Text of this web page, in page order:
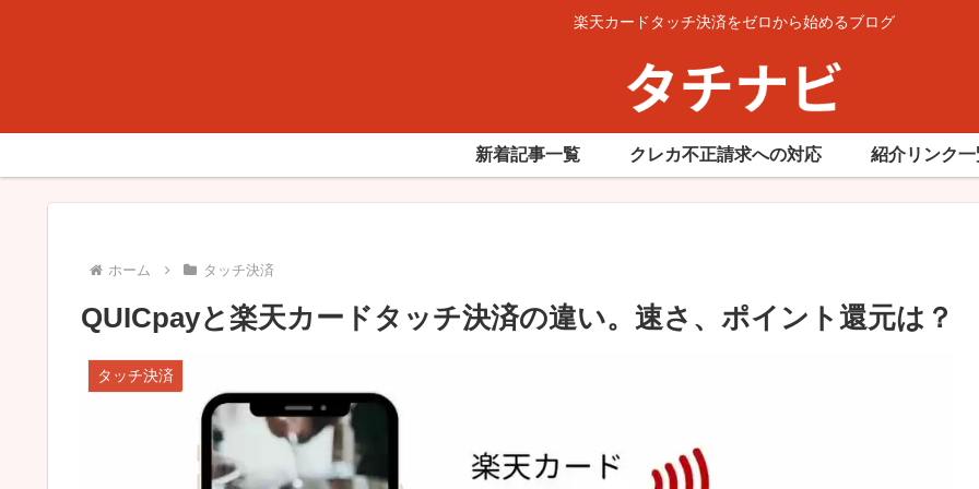
楽天カードタッチ決済をゼロから始めるブログ
新着記事一覧 クレカ不正請求への対応 紹介リンク一
ホーム タッチ決済
QUICpayと楽天カードタッチ決済の違い。速さ、ポイント還元は？
タッチ決済